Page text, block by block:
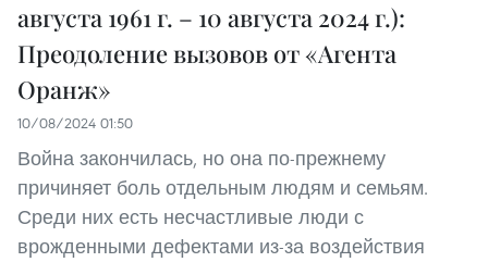
августа 1961 г. – 10 августа 2024 г.):
Преодоление вызовов от «Агента
Оранж»
10/08/2024 01:50
Война закончилась, но она по-прежнему
причиняет боль отдельным людям и семьям.
Среди них есть несчастливые люди с
врожденными дефектами из-за воздействия